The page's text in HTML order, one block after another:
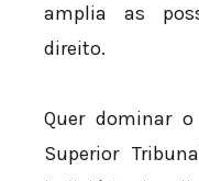
amplia as
direito.
Quer dominar
Superior